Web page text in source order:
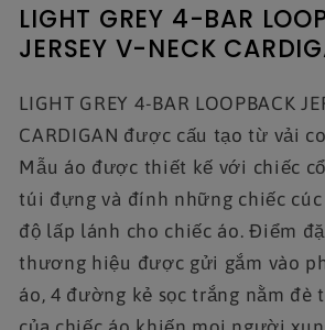
LIGHT GREY 4-BAR
JERSEY V-NECK
LIGHT GREY 4-BAR LOOPBACK
CARDIGAN được cấu tạo từ vải
Mẫu áo được thiết kế với chiếc cổ
túi đựng và đính những chiếc
độ lấp lánh cho chiếc áo. Điểm
thương hiệu được gửi gắm vào
áo, 4 đường kẻ sọc trắng nằm đè